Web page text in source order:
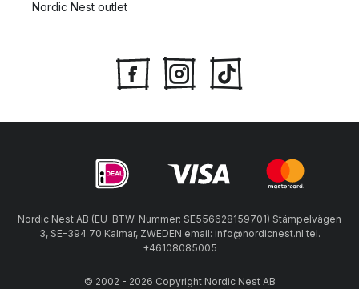
Nordic Nest outlet
Nordic Nest AB (EU-BTW-Nummer: SE556628159701) Stämpelvägen
3, SE-394 70 Kalmar, ZWEDEN email: info@nordicnest.nl tel.
+46108085005
© 2002 - 2026 Copyright Nordic Nest AB